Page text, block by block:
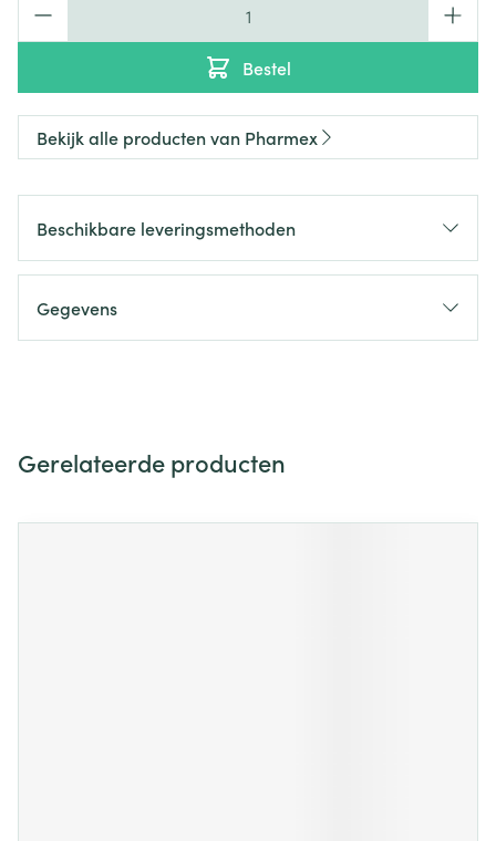
Bestel
Bekijk alle producten van Pharmex
Beschikbare leveringsmethoden
Gegevens
Gerelateerde producten